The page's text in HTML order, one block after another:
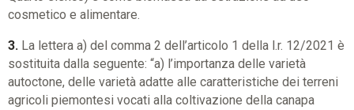
cosmetico e alimentare.
3. La lettera a) del comma 2 dell’articolo 1 della l.r. 12/2021 è
sostituita dalla seguente: “a) l’importanza delle varietà
autoctone, delle varietà adatte alle caratteristiche dei terreni
agricoli piemontesi vocati alla coltivazione della canapa